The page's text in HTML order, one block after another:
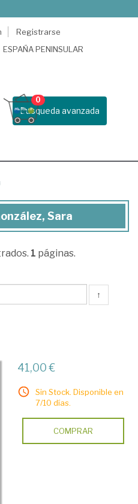
Registrarse
ESPAÑA PENINSULAR
Busqueda avanzada
0
Sara
1 páginas.
↑
41,00 €
Sin Stock. Disponible en
7/10 días.
COMPRAR